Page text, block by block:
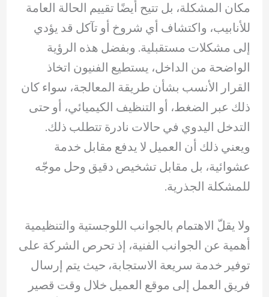
مكان المشكلة، بل تتيح أيضًا تقييم الحالة العامة
للأنابيب، واكتشاف أي شروخ أو تآكل قد يؤدي
إلى مشكلات مستقبلية. وبفضل هذه الرؤية
الواضحة من الداخل، يستطيع الفنيون اتخاذ
القرار الأنسب بشأن طريقة المعالجة، سواء كان
ذلك عبر الضغط، أو التنظيف الكيميائي، أو حتى
التدخل اليدوي في حالات نادرة تتطلب ذلك.
ويعني ذلك أن العميل لا يدفع مقابل خدمة
عشوائية، بل مقابل تشخيص دقيق وحل موجّه
للمشكلة الجذرية.
ولا يقلّ الاهتمام بالجوانب اللوجستية والتنظيمية
أهمية عن الجوانب الفنية، إذ تحرص الشركة على
توفير خدمة سريعة الاستجابة، حيث يتم إرسال
فريق العمل إلى موقع العميل خلال وقت قصير